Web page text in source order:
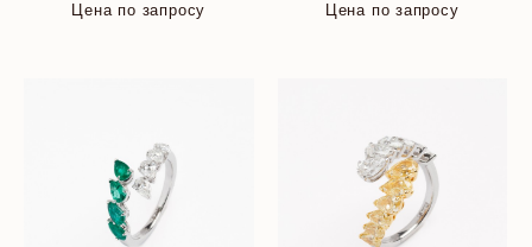
Цена по запросу Цена по запросу